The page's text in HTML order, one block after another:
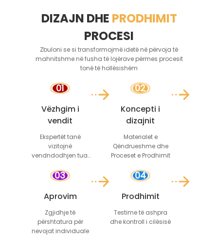
DIZAJN DHE PRODHIMIT
PROCESI
Zbuloni se si transformojmë idetë në përvoja të
mahnitshme në fusha të lojërave përmes procesit
tonë të hollësishëm
01
Vëzhgim i
vendit
Ekspertët tanë
vizitojnë
vendndodhjen tuaj
hapësirën dhe
kërkesat
02
Koncepti i
dizajnit
Materialet e
Qëndrueshme dhe
Proceset e Prodhimit
03
Aprovim
Zgjidhje të
përshtatura për
nevojat individuale
04
Prodhimit
Testime të ashpra
dhe kontroll i cilësisë